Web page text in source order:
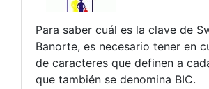
Para saber cuál es la clave de
Banorte, es necesario tener en
de caracteres que definen a
que también se denomina BIC.